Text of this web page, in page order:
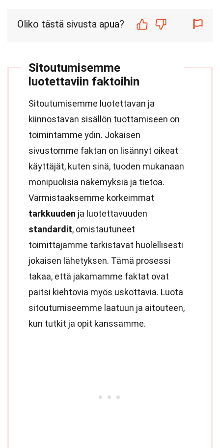
Oliko tästä sivusta apua?
Sitoutumisemme
luotettaviin faktoihin
Sitoutumisemme luotettavan ja
kiinnostavan sisällön tuottamiseen on
toimintamme ydin. Jokaisen
sivustomme faktan on lisännyt oikeat
käyttäjät, kuten sinä, tuoden mukanaan
monipuolisia näkemyksiä ja tietoa.
Varmistaaksemme korkeimmat
tarkkuuden ja luotettavuuden
standardit, omistautuneet
toimittajamme tarkistavat huolellisesti
jokaisen lähetyksen. Tämä prosessi
takaa, että jakamamme faktat ovat
paitsi kiehtovia myös uskottavia. Luota
sitoutumiseemme laatuun ja aitouteen,
kun tutkit ja opit kanssamme.